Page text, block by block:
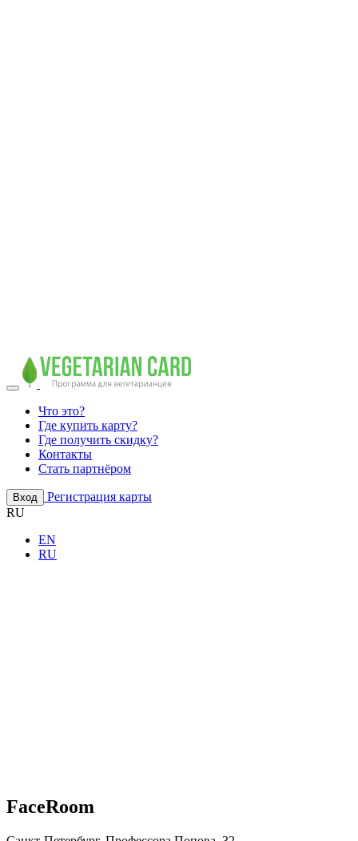
Что это?
Где купить карту?
Где получить скидку?
Контакты
Стать партнёром
Вход
Регистрация карты
RU
EN
RU
FaceRoom